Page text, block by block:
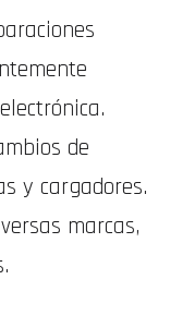
de
y cargadores.
marcas,